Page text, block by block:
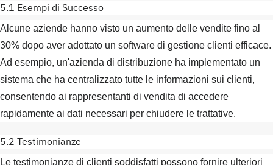
5.1 Esempi di Successo
Alcune aziende hanno visto un aumento delle vendite fino al
30% dopo aver adottato un software di gestione clienti efficace.
Ad esempio, un'azienda di distribuzione ha implementato un
sistema che ha centralizzato tutte le informazioni sui clienti,
consentendo ai rappresentanti di vendita di accedere
rapidamente ai dati necessari per chiudere le trattative.
5.2 Testimonianze
Le testimonianze di clienti soddisfatti possono fornire ulteriori